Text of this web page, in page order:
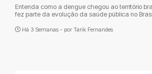
Entenda como a dengue chegou ao território
fez parte da evolução da saúde pública no
Há 3 Semanas - por Tarik Fernandes